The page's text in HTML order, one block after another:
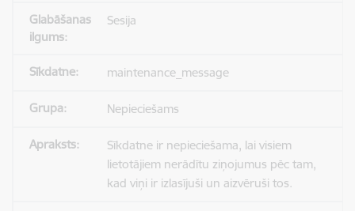
Sesija
maintenance_message
Nepieciešams
Sīkdatne ir nepieciešama, lai visiem
lietotājiem nerādītu ziņojumus pēc tam,
kad viņi ir izlasījuši un aizvēruši tos.